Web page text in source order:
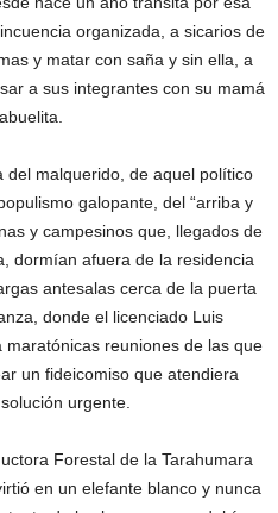
organizada, a sicarios de
y matar con saña y sin ella, a
a sus integrantes con su mamá
del malquerido, de aquel político
galopante, del “arriba y
y campesinos que, llegados de
dormían afuera de la residencia
antesalas cerca de la puerta
donde el licenciado Luis
reuniones de las que
un fideicomiso que atendiera
urgente.
Forestal de la Tarahumara
en un elefante blanco y nunca